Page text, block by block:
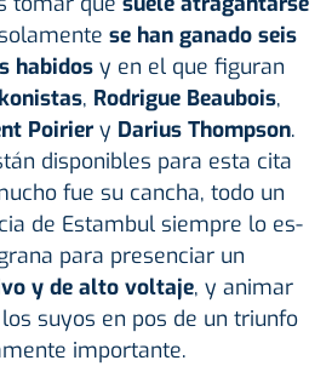
se han ganado seis
habidos y en el que figuran
, Rodrigue Beaubois,
Poirier y Darius Thompson.
disponibles para esta cita
fue su cancha, todo un
de Estambul siempre lo es-
para presenciar un
y de alto voltaje, y animar
suyos en pos de un triunfo
importante.